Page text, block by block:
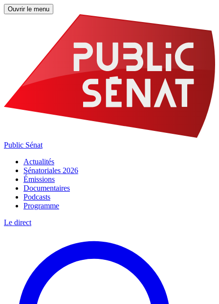
Ouvrir le menu
Public Sénat
Actualités
Sénatoriales 2026
Émissions
Documentaires
Podcasts
Programme
Le direct